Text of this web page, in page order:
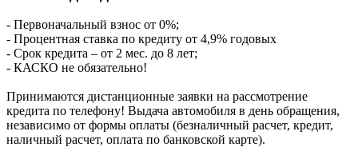
- Первоначальный взнос от 0%;
- Процентная ставка по кредиту от 4,9% годовых
- Срок кредита – от 2 мес. до 8 лет;
- КАСКО не обязательно!
Принимаются дистанционные заявки на рассмотрение
кредита по телефону! Выдача автомобиля в день обращения,
независимо от формы оплаты (безналичный расчет, кредит,
наличный расчет, оплата по банковской карте).